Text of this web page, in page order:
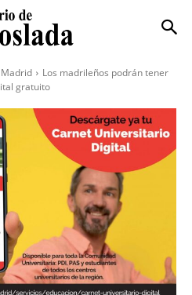
Los madrileños podrán tener
gratuito